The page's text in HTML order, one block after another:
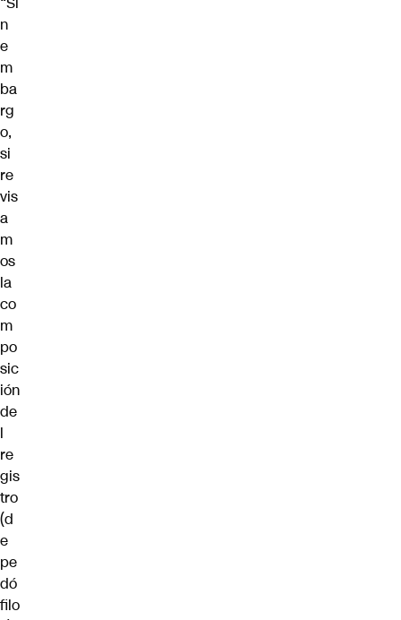
n
e
m
ba
rg
o,
si
re
vis
a
m
os
la
co
m
po
sic
ión
de
l
re
gis
tro
(d
e
pe
dó
filo